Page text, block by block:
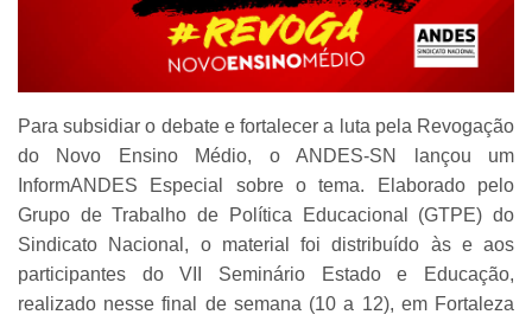
Para subsidiar o debate e fortalecer a luta pela Revogação
do Novo Ensino Médio, o ANDES-SN lançou um
InformANDES Especial sobre o tema. Elaborado pelo
Grupo de Trabalho de Política Educacional (GTPE) do
Sindicato Nacional, o material foi distribuído às e aos
participantes do VII Seminário Estado e Educação,
realizado nesse final de semana (10 a 12), em Fortaleza